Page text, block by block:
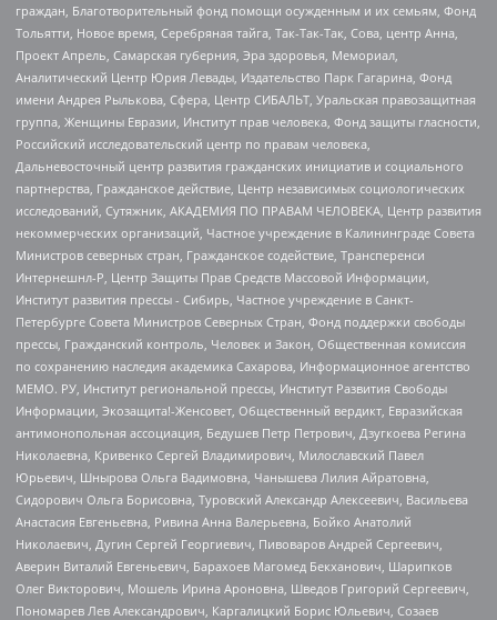
граждан, Благотворительный фонд помощи осужденным и их семьям, Фонд
Тольятти, Новое время, Серебряная тайга, Так-Так-Так, Сова, центр Анна,
Проект Апрель, Самарская губерния, Эра здоровья, Мемориал,
Аналитический Центр Юрия Левады, Издательство Парк Гагарина, Фонд
имени Андрея Рылькова, Сфера, Центр СИБАЛЬТ, Уральская правозащитная
группа, Женщины Евразии, Институт прав человека, Фонд защиты гласности,
Российский исследовательский центр по правам человека,
Дальневосточный центр развития гражданских инициатив и социального
партнерства, Гражданское действие, Центр независимых социологических
исследований, Сутяжник, АКАДЕМИЯ ПО ПРАВАМ ЧЕЛОВЕКА, Центр развития
некоммерческих организаций, Частное учреждение в Калининграде Совета
Министров северных стран, Гражданское содействие, Трансперенси
Интернешнл-Р, Центр Защиты Прав Средств Массовой Информации,
Институт развития прессы - Сибирь, Частное учреждение в Санкт-
Петербурге Совета Министров Северных Стран, Фонд поддержки свободы
прессы, Гражданский контроль, Человек и Закон, Общественная комиссия
по сохранению наследия академика Сахарова, Информационное агентство
МЕМО. РУ, Институт региональной прессы, Институт Развития Свободы
Информации, Экозащита!-Женсовет, Общественный вердикт, Евразийская
антимонопольная ассоциация, Бедушев Петр Петрович, Дзугкоева Регина
Николаевна, Кривенко Сергей Владимирович, Милославский Павел
Юрьевич, Шнырова Ольга Вадимовна, Чанышева Лилия Айратовна,
Сидорович Ольга Борисовна, Туровский Александр Алексеевич, Васильева
Анастасия Евгеньевна, Ривина Анна Валерьевна, Бойко Анатолий
Николаевич, Дугин Сергей Георгиевич, Пивоваров Андрей Сергеевич,
Аверин Виталий Евгеньевич, Барахоев Магомед Бекханович, Шарипков
Олег Викторович, Мошель Ирина Ароновна, Шведов Григорий Сергеевич,
Пономарев Лев Александрович, Каргалицкий Борис Юльевич, Созаев